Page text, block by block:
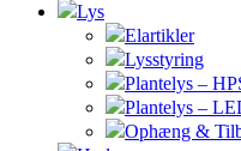
Lys
Elartikler
Lysstyring
Plantelys –
Plantelys –
Ophæng &